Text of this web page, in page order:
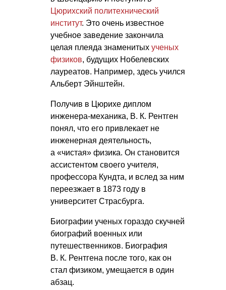
Цюрихский политехнический
институт. Это очень известное
учебное заведение закончила
целая плеяда знаменитых ученых
физиков, будущих Нобелевских
лауреатов. Например, здесь учился
Альберт Эйнштейн.
Получив в Цюрихе диплом
инженера-механика, В. К. Рентген
понял, что его привлекает не
инженерная деятельность,
а «чистая» физика. Он становится
ассистентом своего учителя,
профессора Кундта, и вслед за ним
переезжает в 1873 году в
университет Страсбурга.
Биографии ученых гораздо скучней
биографий военных или
путешественников. Биография
В. К. Рентгена после того, как он
стал физиком, умещается в один
абзац.